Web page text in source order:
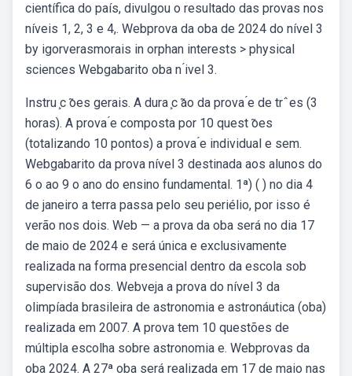
científica do país, divulgou o resultado das provas nos
níveis 1, 2, 3 e 4,. Webprova da oba de 2024 do nível 3
by igorverasmorais in orphan interests > physical
sciences Webgabarito oba n ́ivel 3.
Instru ̧c ̃oes gerais. A dura ̧c ̃ao da prova ́e de trˆes (3
horas). A prova ́e composta por 10 quest ̃oes
(totalizando 10 pontos) a prova ́e individual e sem.
Webgabarito da prova nível 3 destinada aos alunos do
6 o ao 9 o ano do ensino fundamental. 1ª) ( ) no dia 4
de janeiro a terra passa pelo seu periélio, por isso é
verão nos dois. Web — a prova da oba será no dia 17
de maio de 2024 e será única e exclusivamente
realizada na forma presencial dentro da escola sob
supervisão dos. Webveja a prova do nível 3 da
olimpíada brasileira de astronomia e astronáutica (oba)
realizada em 2007. A prova tem 10 questões de
múltipla escolha sobre astronomia e. Webprovas da
oba 2024. A 27ª oba será realizada em 17 de maio nas